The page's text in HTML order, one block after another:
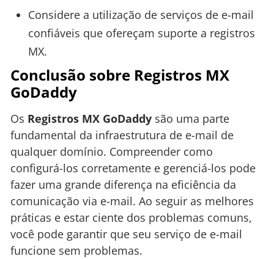
Considere a utilização de serviços de e-mail
confiáveis que ofereçam suporte a registros
MX.
Conclusão sobre Registros MX
GoDaddy
Os Registros MX GoDaddy são uma parte
fundamental da infraestrutura de e-mail de
qualquer domínio. Compreender como
configurá-los corretamente e gerenciá-los pode
fazer uma grande diferença na eficiência da
comunicação via e-mail. Ao seguir as melhores
práticas e estar ciente dos problemas comuns,
você pode garantir que seu serviço de e-mail
funcione sem problemas.